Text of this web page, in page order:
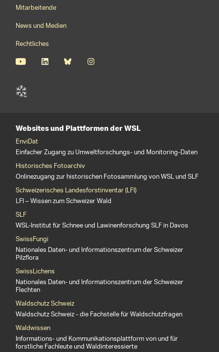
Mitarbeitende
News und Medien
Rechtliches
Websites und Plattformen der WSL
EnviDat
Einfacher Zugang zu Umweltforschungs- und Monitoring-Daten
Historisches Fotoarchiv
Onlinezugang zur historischen Fotosammlung von WSL und SLF
Schweizerisches Landesforstinventar (LFI)
LFI – Wissen zum Schweizer Wald
SLF
WSL-Institut für Schnee und Lawinenforschung SLF in Davos
SwissFungi
Nationales Daten- und Informationszentrum der Schweizer
Pilzflora
SwissLichens
Nationales Daten- und Informationszentrum der Schweizer
Flechten
Waldschutz Schweiz
Waldschutz Schweiz - die Fachstelle für Waldschutzfragen
Waldwissen
Informations- und Kommunikationsplattform von und für
forstliche Fachleute und Waldinteressierte